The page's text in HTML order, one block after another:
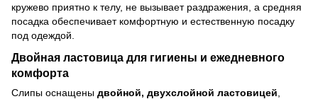
кружево приятно к телу, не вызывает раздражения, а средняя
посадка обеспечивает комфортную и естественную посадку
под одеждой.
Двойная ластовица для гигиены и ежедневного
комфорта
Слипы оснащены двойной, двухслойной ластовицей